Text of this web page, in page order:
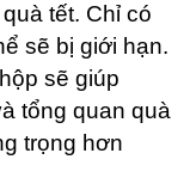
tết. Chỉ có
sẽ bị giới hạn.
sẽ giúp
tổng quan quà
trọng hơn